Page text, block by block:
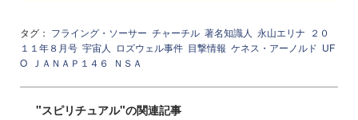
タグ： フライング・ソーサー チャーチル 著名知識人 永山エリナ ２０
１１年８月号 宇宙人 ロズウェル事件 目撃情報 ケネス・アーノルド UF
O
ＪＡＮＡＰ１４６ ＮＳＡ
"スピリチュアル"の関連記事